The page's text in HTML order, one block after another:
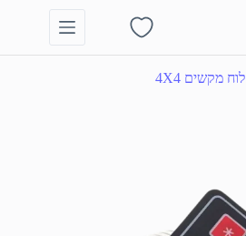
Shopping
לוח מקשים 4X4